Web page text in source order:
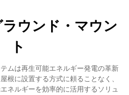
ウンド・マウン
ト
ムは再生可能エネルギー発電の革新
根に設置する方式に頼ることなく、
ネルギーを効率的に活用するソリュ